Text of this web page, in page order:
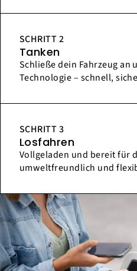
SCHRITT 2
Tanken
Schließe dein Fahrzeug
Technologie – schnell,
SCHRITT 3
Losfahren
Vollgeladen und bereit für
umweltfreundlich und